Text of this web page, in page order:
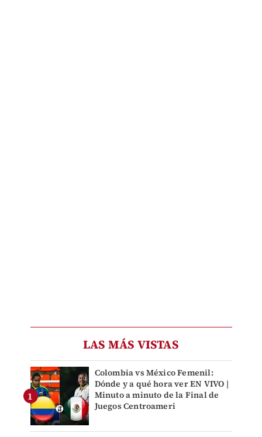
LAS MÁS VISTAS
Colombia vs México Femenil:
Dónde y a qué hora ver EN VIVO |
Minuto a minuto de la Final de
Juegos Centroameri